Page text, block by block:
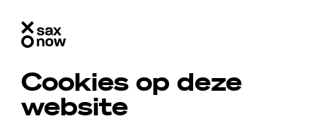
Cookies op deze
website